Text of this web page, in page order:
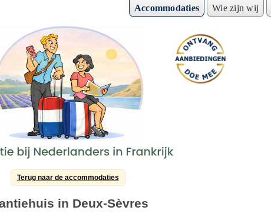
Accommodaties Wie zijn wij
Terug naar de accommodaties
in Deux-Sèvres